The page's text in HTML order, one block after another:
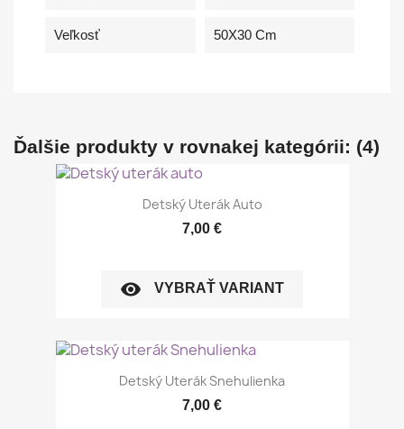
Veľkosť 50X30 Cm
Ďalšie produkty v rovnakej kategórii: (4)
Detský Uterák Auto
7,00 €
visibility VYBRAŤ VARIANT
Detský Uterák Snehulienka
7,00 €